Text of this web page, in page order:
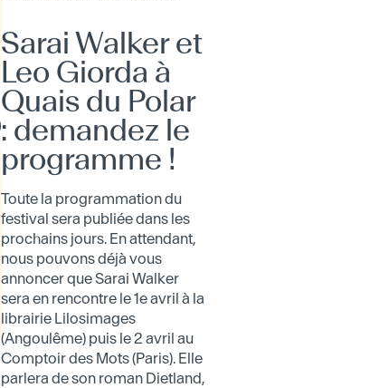
Leo Giorda
Leo Giorda est né en 1994 et a
grandi à Rome. À l’âge de vingt-
cinq ans, après avoir obtenu un
diplôme en patrimoine culturel et
une spécialisation en histoire de
l’art, il voyage à travers l’Italie et
Sarai Walker et
Leo Giorda à
Quais du Polar
: demandez le
programme !
Toute la programmation du
festival sera publiée dans les
prochains jours. En attendant,
nous pouvons déjà vous
annoncer que Sarai Walker
sera en rencontre le 1e avril à la
librairie Lilosimages
(Angoulême) puis le 2 avril au
Comptoir des Mots (Paris). Elle
parlera de son roman Dietland,